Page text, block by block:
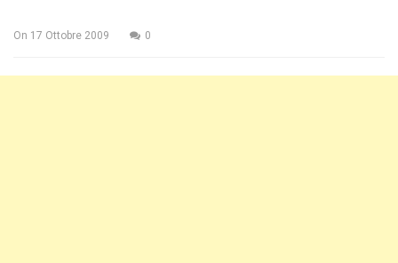
On 17 Ottobre 2009 0